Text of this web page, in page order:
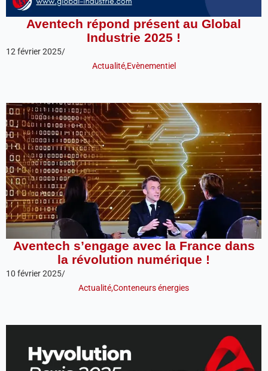
Aventech répond présent au Global
Industrie 2025 !
12 février 2025/
Actualité,Evènementiel
Aventech s’engage avec la France dans
la révolution numérique !
10 février 2025/
Actualité,Conteneurs énergies